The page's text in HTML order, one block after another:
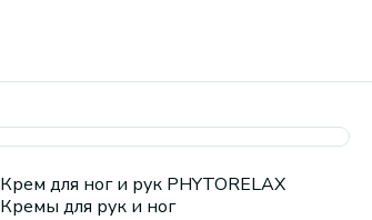
Крем для ног и рук PHYTORELAX
Кремы для рук и ног